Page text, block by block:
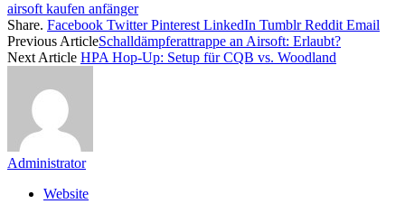
airsoft kaufen anfänger
Share. Facebook Twitter Pinterest LinkedIn Tumblr Reddit Email
Previous ArticleSchalldämpferattrappe an Airsoft: Erlaubt?
Next Article HPA Hop-Up: Setup für CQB vs. Woodland
Administrator
Website